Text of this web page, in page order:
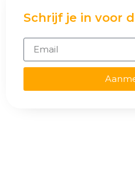
Schrijf je in voor